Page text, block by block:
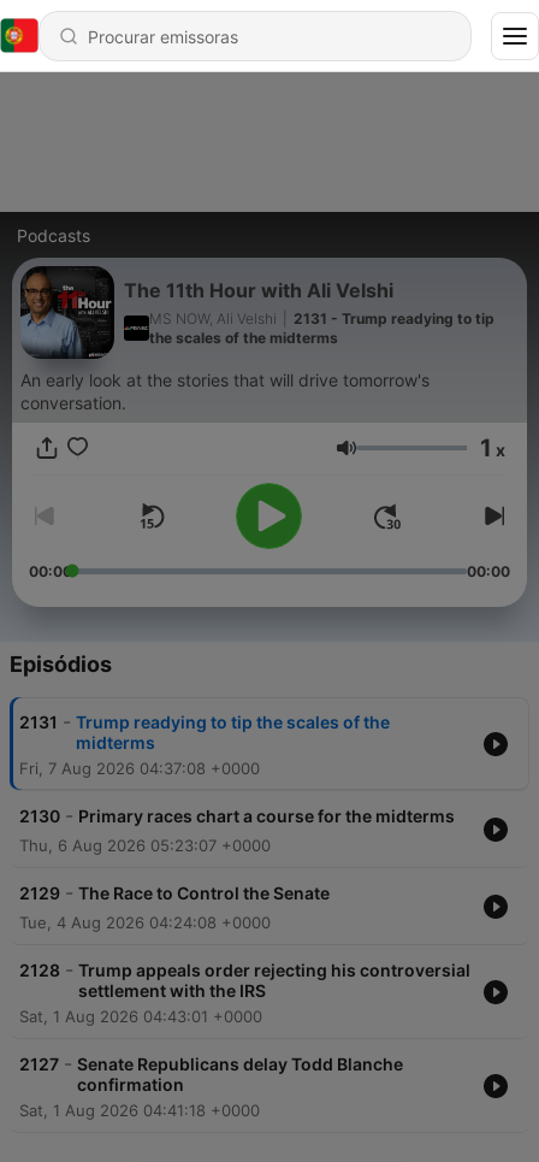
Podcasts
The 11th Hour with Ali Velshi
MS NOW, Ali Velshi
2131 - Trump readying to tip
the scales of the midterms
An early look at the stories that will drive tomorrow's
conversation.
Volume 1 x
00:00 00:00
Episódios
2131 - Trump readying to tip the scales of the
midterms
Fri, 7 Aug 2026 04:37:08 +0000
2130 - Primary races chart a course for the midterms
Thu, 6 Aug 2026 05:23:07 +0000
2129 - The Race to Control the Senate
Tue, 4 Aug 2026 04:24:08 +0000
2128 - Trump appeals order rejecting his controversial
settlement with the IRS
Sat, 1 Aug 2026 04:43:01 +0000
2127 - Senate Republicans delay Todd Blanche
confirmation
Sat, 1 Aug 2026 04:41:18 +0000